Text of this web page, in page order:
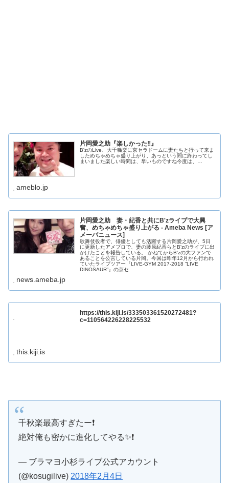
片岡愛之助『楽しかった‼️』
B'zのLive、大千穐楽に京セラドームに妻たちと行って来ま
しためちゃめちゃ盛り上がり、あっという間に終わってし
まいました楽しい時間は、早いものですね今度は、…
ameblo.jp
片岡愛之助 妻・紀香と共にB'zライブで大興
奮、めちゃめちゃ盛り上がる - Ameba News [ア
メーバニュース]
歌舞伎役者で、俳優としても活躍する片岡愛之助が、5日
に更新したアメブロで、妻の藤原紀香らとB'zのライブに出
かけたことを報告している。 かねてからB'zの大ファンで
あることを公言している片岡。今回は昨年12月から行われ
ていたライブツアー『LIVE-GYM 2017-2018 “LIVE
DINOSAUR”』の京セ
news.ameba.jp
https://this.kiji.is/333503361520272481?
c=110564226228225532
this.kiji.is
千秋楽最高すぎたー❗️
絶対俺も密かに進化してやる✨❗️
— ブラマヨ小杉ライブ公式アカウント
(@kosugilive) 2018年2月4日